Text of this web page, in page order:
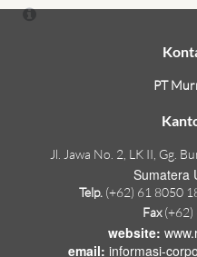
PT
Jl. Jawa No. 2, LK II, Gg.
Sumatera
Telp. (+62) 61 8050
Fax
website:
email: informasi-